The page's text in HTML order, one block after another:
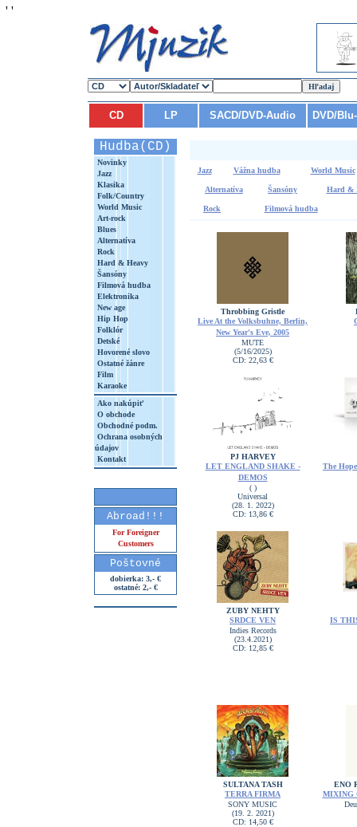
' '
CD LP SACD/DVD-Audio DVD/
Hudba(CD)
Novinky
Jazz
Klasika
Folk/Country
World Music
Art-rock
Blues
Alternatíva
Rock
Hard & Heavy
Šansóny
Filmová hudba
Elektronika
New age
Hip Hop
Folklór
Detské
Hovorené slovo
Ostatné žánre
Film
Karaoke
Ako nakúpiť
O obchode
Obchodné podm.
Ochrana osobných
údajov
Kontakt
Abroad!!!
For Foreigner
Customers
Poštovné
dobierka: 3,- €
ostatné: 2,- €
Jazz Vážna hudba World Music
Alternatíva Šansóny Hard &
Rock Filmová hudba
Throbbing Gristle
Live At the Volksbuhne, Berlin,
New Year's Eve, 2005
MUTE
(5/16/2025)
CD: 22,63 €
PJ HARVEY
LET ENGLAND SHAKE -
DEMOS
( )
Universal
(28. 1. 2022)
CD: 13,86 €
The
ZUBY NEHTY
SRDCE VEN
Indies Records
(23.4.2021)
CD: 12,85 €
IS
SULTANA TASH
TERRA FIRMA
SONY MUSIC
(19. 2. 2021)
CD: 14,50 €
ENO
MIXING